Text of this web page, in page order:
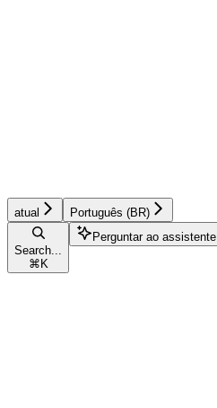
atual Português (BR)
Search...
⌘ K
Perguntar ao assistente